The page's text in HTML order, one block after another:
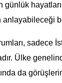
günlük
sadece
Ülke
da